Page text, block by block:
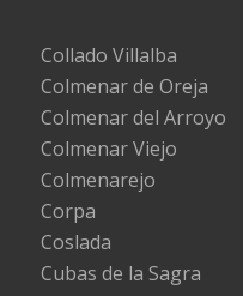
Collado Villalba
Colmenar de Oreja
Colmenar del Arroyo
Colmenar Viejo
Colmenarejo
Corpa
Coslada
Cubas de la Sagra